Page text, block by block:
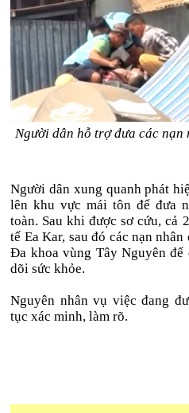
Người dân hỗ trợ đưa các nạn
Người dân xung quanh phát
lên khu vực mái tôn để đưa
toàn. Sau khi được sơ cứu, cả
tế Ea Kar, sau đó các nạn
Đa khoa vùng Tây Nguyên
dõi sức khỏe.
Nguyên nhân vụ việc đang
tục xác minh, làm rõ.